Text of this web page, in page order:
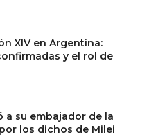
XIV en Argentina:
y el rol de
a su embajador de la
los dichos de Milei